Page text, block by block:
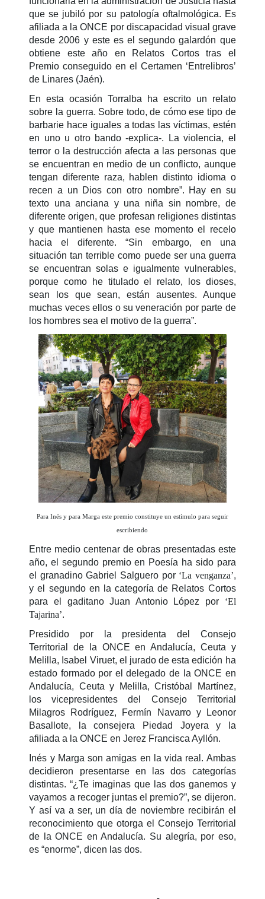
que se jubiló por su patología oftalmológica. Es
afiliada a la ONCE por discapacidad visual grave
desde 2006 y este es el segundo galardón que
obtiene este año en Relatos Cortos tras el
Premio conseguido en el Certamen ‘Entrelibros’
de Linares (Jaén).
En esta ocasión Torralba ha escrito un relato
sobre la guerra. Sobre todo, de cómo ese tipo de
barbarie hace iguales a todas las víctimas, estén
en uno u otro bando -explica-. La violencia, el
terror o la destrucción afecta a las personas que
se encuentran en medio de un conflicto, aunque
tengan diferente raza, hablen distinto idioma o
recen a un Dios con otro nombre”. Hay en su
texto una anciana y una niña sin nombre, de
diferente origen, que profesan religiones distintas
y que mantienen hasta ese momento el recelo
hacia el diferente. “Sin embargo, en una
situación tan terrible como puede ser una guerra
se encuentran solas e igualmente vulnerables,
porque como he titulado el relato, los dioses,
sean los que sean, están ausentes. Aunque
muchas veces ellos o su veneración por parte de
los hombres sea el motivo de la guerra”.
Para Inés y para Marga este premio constituye un estímulo para seguir
escribiendo
Entre medio centenar de obras presentadas este
año, el segundo premio en Poesía ha sido para
el granadino Gabriel Salguero por ‘La venganza’,
y el segundo en la categoría de Relatos Cortos
para el gaditano Juan Antonio López por ‘El
Tajarina’.
Presidido por la presidenta del Consejo
Territorial de la ONCE en Andalucía, Ceuta y
Melilla, Isabel Viruet, el jurado de esta edición ha
estado formado por el delegado de la ONCE en
Andalucía, Ceuta y Melilla, Cristóbal Martínez,
los vicepresidentes del Consejo Territorial
Milagros Rodríguez, Fermín Navarro y Leonor
Basallote, la consejera Piedad Joyera y la
afiliada a la ONCE en Jerez Francisca Ayllón.
Inés y Marga son amigas en la vida real. Ambas
decidieron presentarse en las dos categorías
distintas. “¿Te imaginas que las dos ganemos y
vayamos a recoger juntas el premio?”, se dijeron.
Y así va a ser, un día de noviembre recibirán el
reconocimiento que otorga el Consejo Territorial
de la ONCE en Andalucía. Su alegría, por eso,
es “enorme”, dicen las dos.